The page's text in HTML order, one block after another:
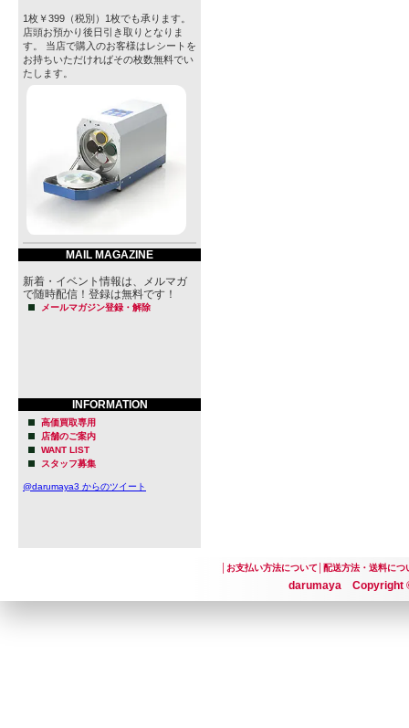
1枚￥399（税別）1枚でも承ります。
店頭お預かり後日引き取りとなりま
す。 当店で購入のお客様はレシートを
お持ちいただければその枚数無料でい
たします。
MAIL MAGAZINE
新着・イベント情報は、メルマガ
で随時配信！登録は無料です！
メールマガジン登録・解除
INFORMATION
高価買取専用
店舗のご案内
WANT LIST
スタッフ募集
@darumaya3 からのツイート
お支払い方法について│ 配送方法・送料につ
darumaya Copyright